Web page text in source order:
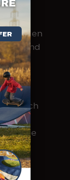
für
sind
die
zu
den